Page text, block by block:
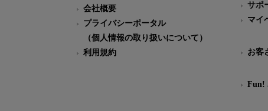
会社概要
プライバシーポータル
（個人情報の取り扱いについて）
利用規約
サポ
マイ
お客
Fun!